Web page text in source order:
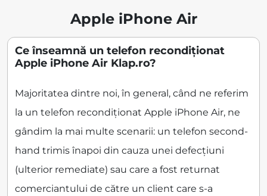
Apple iPhone Air
Ce înseamnă un telefon recondiționat
Apple iPhone Air Klap.ro?
Majoritatea dintre noi, în general, când ne referim
la un telefon recondiționat Apple iPhone Air, ne
gândim la mai multe scenarii: un telefon second-
hand trimis înapoi din cauza unei defecțiuni
(ulterior remediate) sau care a fost returnat
comerciantului de către un client care s-a